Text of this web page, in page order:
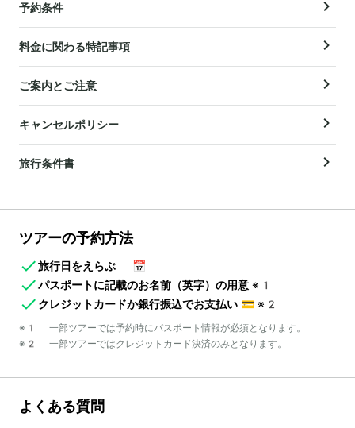
予約条件
料金に関わる特記事項
ご案内とご注意
キャンセルポリシー
旅行条件書
ツアーの予約方法
旅行日をえらぶ
📅
パスポートに記載のお名前（英字）の用意 ※1
クレジットカードか銀行振込でお支払い 💳 ※2
※1 一部ツアーでは予約時にパスポート情報が必須となります。
※2 一部ツアーではクレジットカード決済のみとなります。
よくある質問